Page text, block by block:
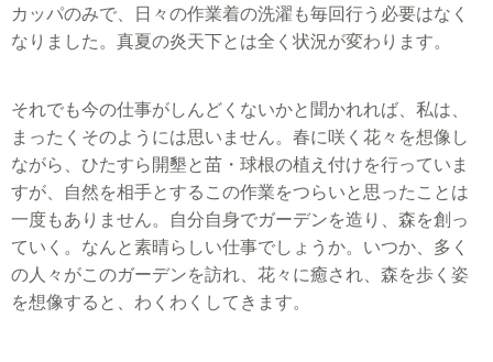
カッパのみで、日々の作業着の洗濯も毎回行う必要はなく
なりました。真夏の炎天下とは全く状況が変わります。
それでも今の仕事がしんどくないかと聞かれれば、私は、
まったくそのようには思いません。春に咲く花々を想像し
ながら、ひたすら開墾と苗・球根の植え付けを行っていま
すが、自然を相手とするこの作業をつらいと思ったことは
一度もありません。自分自身でガーデンを造り、森を創っ
ていく。なんと素晴らしい仕事でしょうか。いつか、多く
の人々がこのガーデンを訪れ、花々に癒され、森を歩く姿
を想像すると、わくわくしてきます。